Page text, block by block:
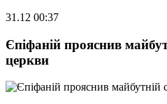
31.12 00:37
Єпіфаній прояснив
церкви